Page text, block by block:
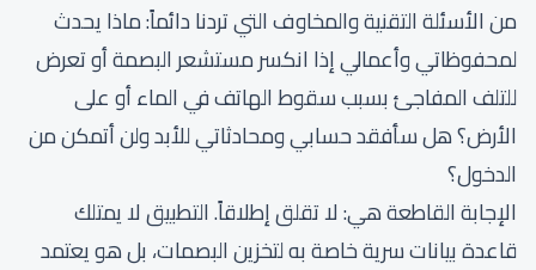
من الأسئلة التقنية والمخاوف التي تردنا دائماً: ماذا يحدث
لمحفوظاتي وأعمالي إذا انكسر مستشعر البصمة أو تعرض
للتلف المفاجئ بسبب سقوط الهاتف في الماء أو على
الأرض؟ هل سأفقد حسابي ومحادثاتي للأبد ولن أتمكن من
الدخول؟
الإجابة القاطعة هي: لا تقلق إطلاقاً. التطبيق لا يمتلك
قاعدة بيانات سرية خاصة به لتخزين البصمات، بل هو يعتمد